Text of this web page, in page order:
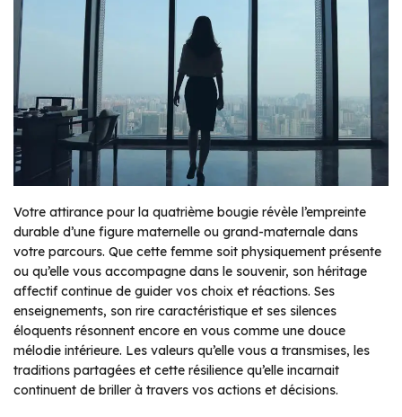
Votre attirance pour la quatrième bougie révèle l’empreinte
durable d’une figure maternelle ou grand-maternale dans
votre parcours. Que cette femme soit physiquement présente
ou qu’elle vous accompagne dans le souvenir, son héritage
affectif continue de guider vos choix et réactions. Ses
enseignements, son rire caractéristique et ses silences
éloquents résonnent encore en vous comme une douce
mélodie intérieure. Les valeurs qu’elle vous a transmises, les
traditions partagées et cette résilience qu’elle incarnait
continuent de briller à travers vos actions et décisions.